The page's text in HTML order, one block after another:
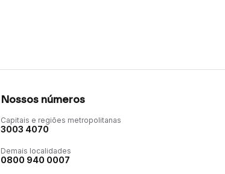
Nossos números
Capitais e regiões metropolitanas
3003 4070
Demais localidades
0800 940 0007